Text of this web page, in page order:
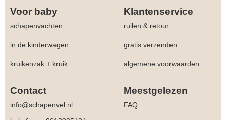
Voor baby Klantenservice
schapenvachten ruilen & retour
in de kinderwagen gratis verzenden
kruikenzak + kruik algemene voorwaarden
Contact Meestgelezen
info@schapenvel.nl
FAQ